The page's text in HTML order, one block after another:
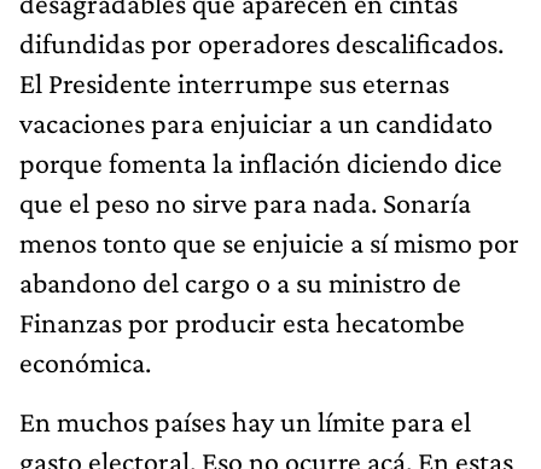
difundidas por operadores descalificados.
El Presidente interrumpe sus eternas
vacaciones para enjuiciar a un candidato
porque fomenta la inflación diciendo dice
que el peso no sirve para nada. Sonaría
menos tonto que se enjuicie a sí mismo por
abandono del cargo o a su ministro de
Finanzas por producir esta hecatombe
económica.
En muchos países hay un límite para el
gasto electoral. Eso no ocurre acá. En estas